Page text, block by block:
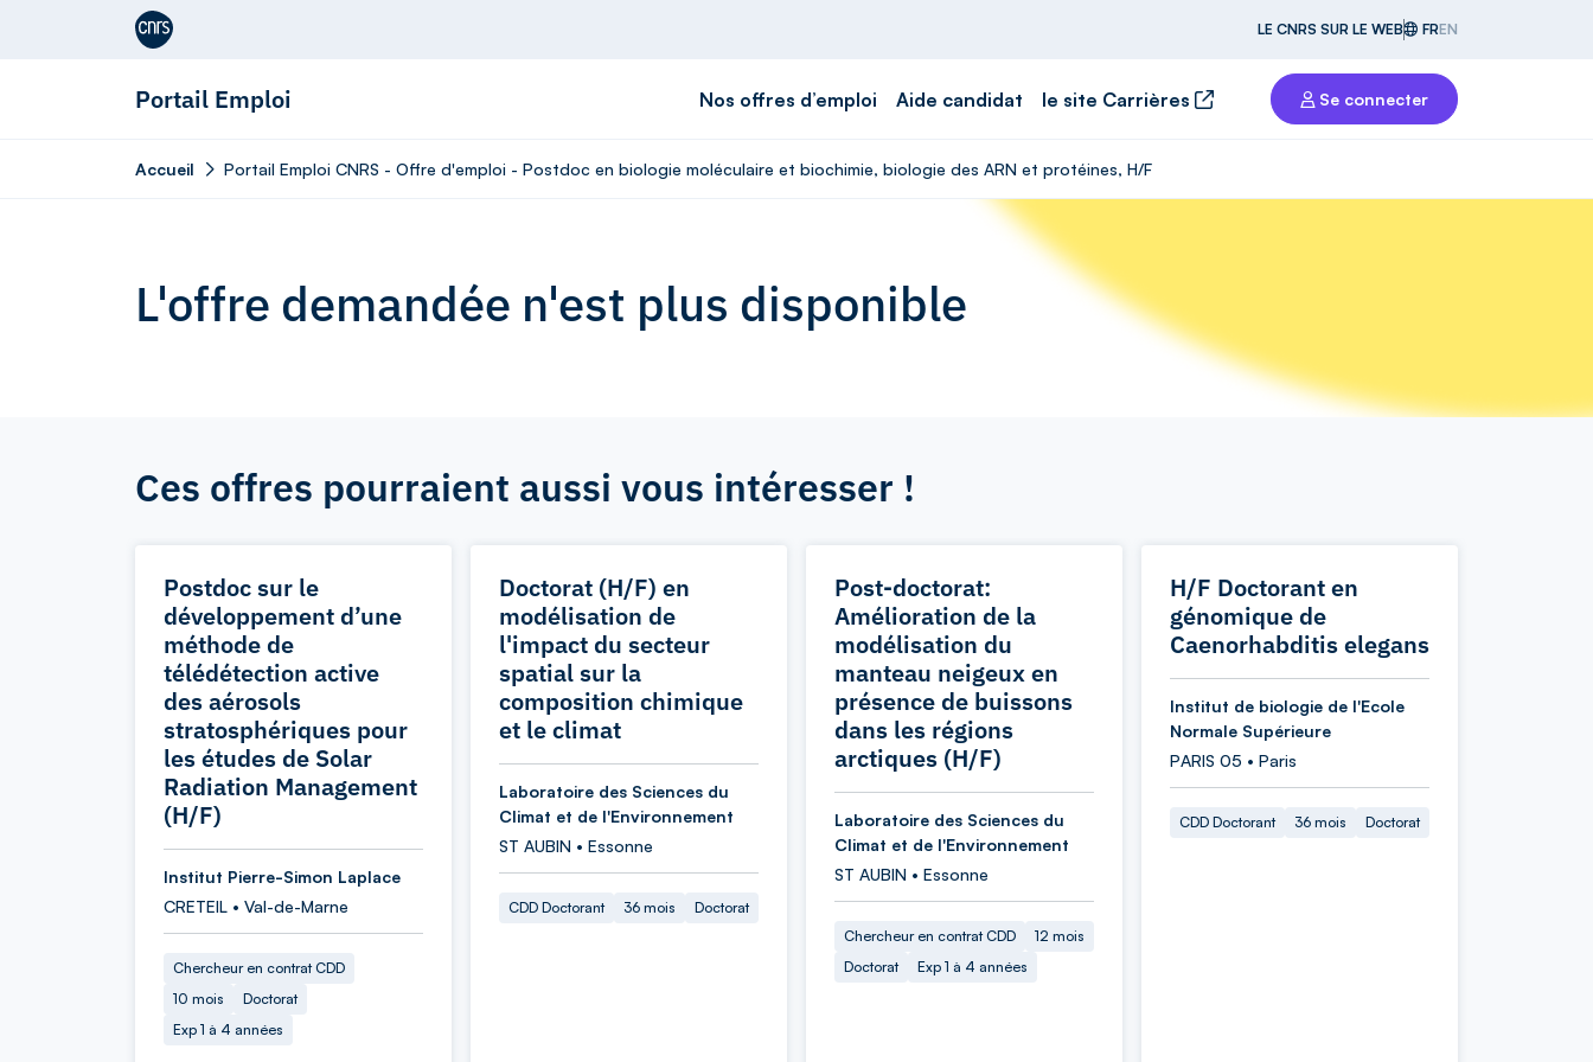
Aller au contenu
LE CNRS SUR LE WEB FREN
Portail Emploi Nos offres d’emploi Aide candidat le site Carrières Se connecter
Accueil Portail Emploi CNRS - Offre d'emploi - Postdoc en biologie moléculaire et biochimie, biologie des ARN et protéines, H/F
L'offre demandée n'est plus disponible
Ces offres pourraient aussi vous intéresser !
Postdoc sur le
développement d’une
méthode de
télédétection active
des aérosols
stratosphériques pour
les études de Solar
Radiation Management
(H/F)
Institut Pierre-Simon Laplace
CRETEIL • Val-de-Marne
Chercheur en contrat CDD
10 mois
Doctorat
Exp 1 à 4 années
Doctorat (H/F) en
modélisation de
l'impact du secteur
spatial sur la
composition chimique
et le climat
Laboratoire des Sciences du
Climat et de l'Environnement
ST AUBIN • Essonne
CDD Doctorant 36 mois Doctorat
Post-doctorat:
Amélioration de la
modélisation du
manteau neigeux en
présence de buissons
dans les régions
arctiques (H/F)
Laboratoire des Sciences du
Climat et de l'Environnement
ST AUBIN • Essonne
Chercheur en contrat CDD
12 mois
Doctorat
Exp 1 à 4 années
H/F Doctorant en
génomique de
Caenorhabditis elegans
Institut de biologie de l'Ecole
Normale Supérieure
PARIS 05 • Paris
CDD Doctorant 36 mois Doctorat